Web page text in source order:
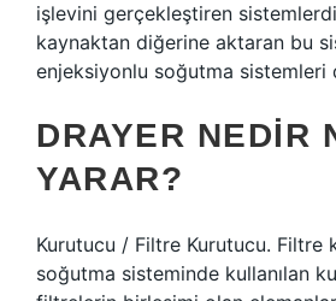
işlevini gerçekleştiren
kaynaktan diğerine aktaran bu
enjeksiyonlu soğutma sistemleri
DRAYER NEDIR
YARAR?
Kurutucu / Filtre Kurutucu. Filtre
soğutma sisteminde kullanılan